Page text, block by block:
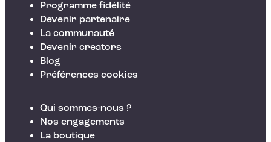
Programme fidélité
Devenir partenaire
La communauté
Devenir creators
Blog
Préférences cookies
Qui sommes-nous ?
Nos engagements
La boutique